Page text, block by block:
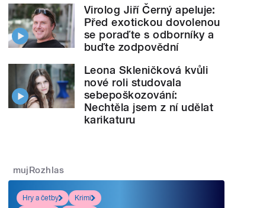
Virolog Jiří Černý apeluje:
Před exotickou dovolenou
se poraďte s odborníky a
buďte zodpovědní
Leona Skleničková kvůli
nové roli studovala
sebepoškozování:
Nechtěla jsem z ní udělat
karikaturu
mujRozhlas
Hry a četby
Krimi